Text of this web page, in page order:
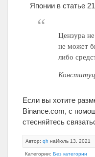
Японии в статье
Цензура
не может
либо
Если вы хотите
Binance.com, с
стесняйтесь
Автор: qh наИюль 13, 2021
Категории: Без категории